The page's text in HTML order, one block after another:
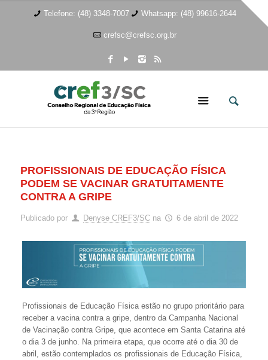
Telefone: (48) 3348-7007 Whatsapp: (48) 99616-2644
crefsc@crefsc.org.br
PROFISSIONAIS DE EDUCAÇÃO FÍSICA
PODEM SE VACINAR GRATUITAMENTE
CONTRA A GRIPE
Publicado por Denyse CREF3/SC na 6 de abril de 2022
Profissionais de Educação Física estão no grupo prioritário para
receber a vacina contra a gripe, dentro da Campanha Nacional
de Vacinação contra Gripe, que acontece em Santa Catarina até
o dia 3 de junho. Na primeira etapa, que ocorre até o dia 30 de
abril, estão contemplados os profissionais de Educação Física,